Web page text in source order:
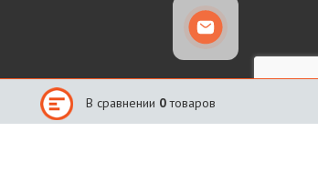
В сравнении 0 товаров